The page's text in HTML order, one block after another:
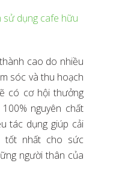
cao do nhiều
sóc và thu hoạch
có cơ hội thưởng
nguyên chất
tác dụng giúp cải
tốt nhất cho sức
người thân của